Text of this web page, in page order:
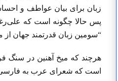
زبان برای بیان عواطف و
پس حالا چگونه است که
“سومین زبان قدرتمند جهان از
هرچند که میخ آهنین در سنگ
است که شعرای عرب به فارسی